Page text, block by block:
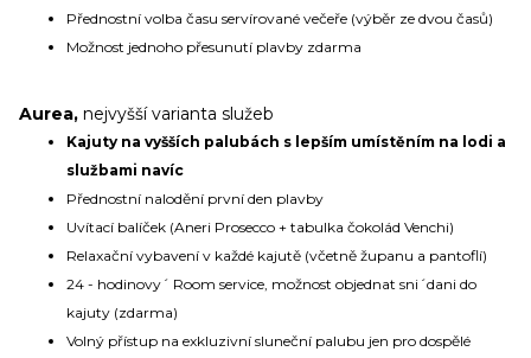
Přednostní volba času servírované večeře (výběr ze dvou časů)
Možnost jednoho přesunutí plavby zdarma
Aurea, nejvyšší varianta služeb
Kajuty na vyšších palubách s lepším umístěním na lodi a
službami navíc
Přednostní nalodění první den plavby
Uvítací balíček (Aneri Prosecco + tabulka čokolád Venchi)
Relaxační vybavení v každé kajutě (včetně županu a pantoflí)
24 - hodinovy´ Room service, možnost objednat sni´dani do
kajuty (zdarma)
Volný přístup na exkluzivní sluneční palubu jen pro dospělé